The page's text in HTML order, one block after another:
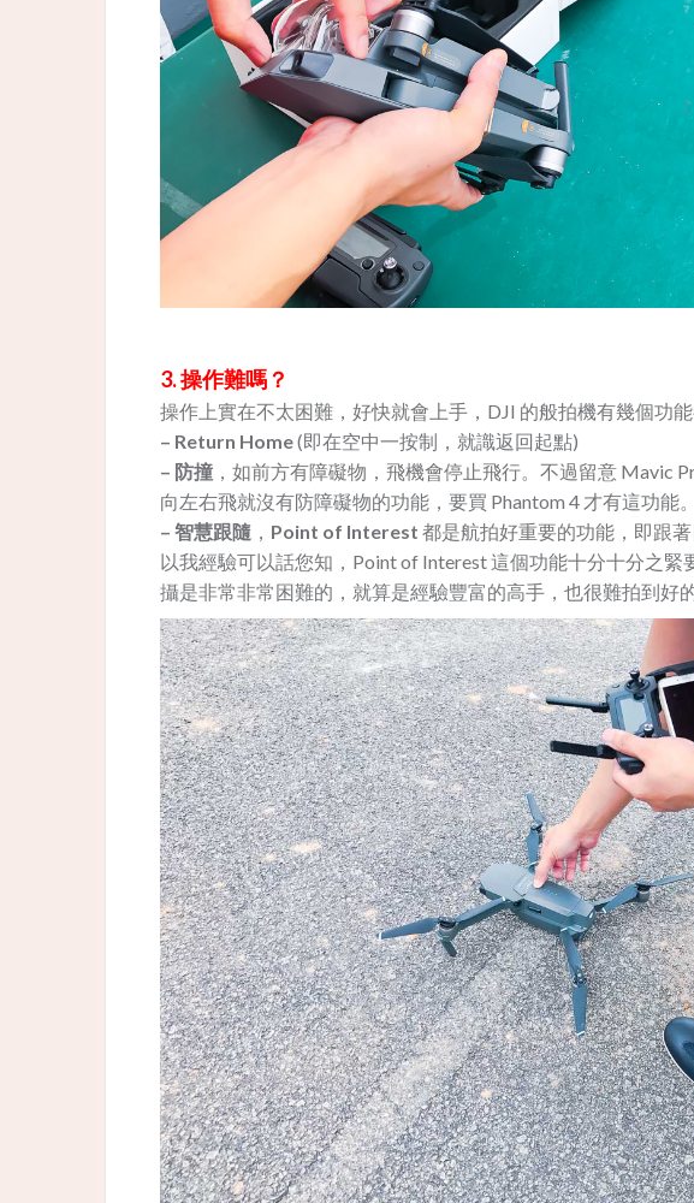
3. 操作難嗎？
操作上實在不太困難，好快就會上手，DJI 的般拍機有幾個功
– Return Home(即在空中一按制，就識返回起點)
– 防撞 ，如前方有障礙物，飛機會停止飛行。不過留意 Mavic
向左右飛就沒有防障礙物的功能，要買 Phantom 4 才有這功能。
– 智慧跟隨 ， Point of Interest 都是航拍好重要的功能，即跟
以我經驗可以話您知，Point of Interest 這個功能十分十分之
攝是非常非常困難的，就算是經驗豐富的高手，也很難拍到好的